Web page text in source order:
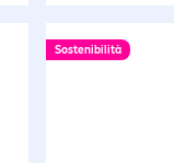
Sostenibilità